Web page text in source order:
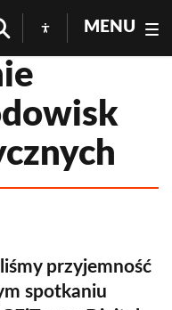
MENU
przyjemność
spotkaniu